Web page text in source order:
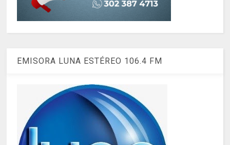
EMISORA LUNA ESTÉREO 106.4 FM